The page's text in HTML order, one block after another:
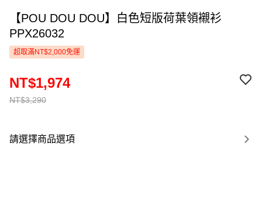
【POU DOU DOU】白色短版荷葉領襯衫
PPX26032
超取滿NT$2,000免運
NT$3,290
NT$1,974
請選擇商品選項